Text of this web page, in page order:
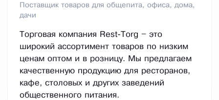
Поставщик товаров для общепита, офиса, дома,
дачи
Торговая компания Rest-Torg – это
широкий ассортимент товаров по низким
ценам оптом и в розницу. Мы предлагаем
качественную продукцию для ресторанов,
кафе, столовых и других заведений
общественного питания.